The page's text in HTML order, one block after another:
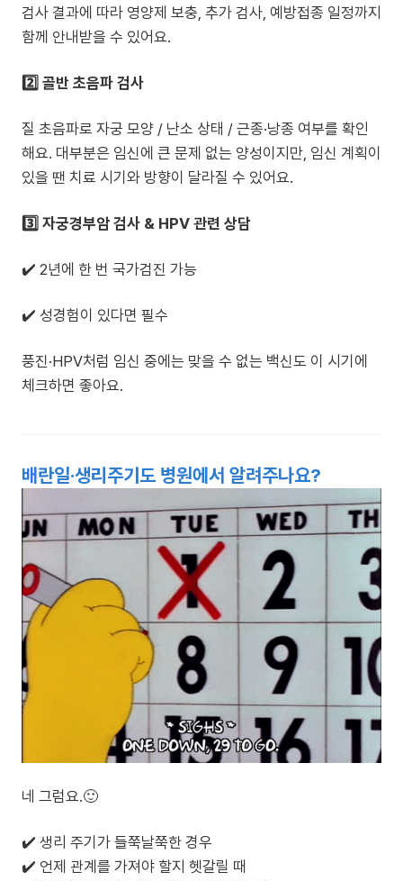
검사 결과에 따라 영양제 보충, 추가 검사, 예방접종 일정까지
함께 안내받을 수 있어요.
2️⃣ 골반 초음파 검사
질 초음파로 자궁 모양 / 난소 상태 / 근종·낭종 여부를 확인
해요. 대부분은 임신에 큰 문제 없는 양성이지만, 임신 계획이
있을 땐 치료 시기와 방향이 달라질 수 있어요.
3️⃣ 자궁경부암 검사 & HPV 관련 상담
✔️ 2년에 한 번 국가검진 가능
✔️ 성경험이 있다면 필수
풍진·HPV처럼 임신 중에는 맞을 수 없는 백신도 이 시기에
체크하면 좋아요.
배란일·생리주기도 병원에서 알려주나요?
네 그럼요.🙂
✔️ 생리 주기가 들쭉날쭉한 경우
✔️ 언제 관계를 가져야 할지 헷갈릴 때